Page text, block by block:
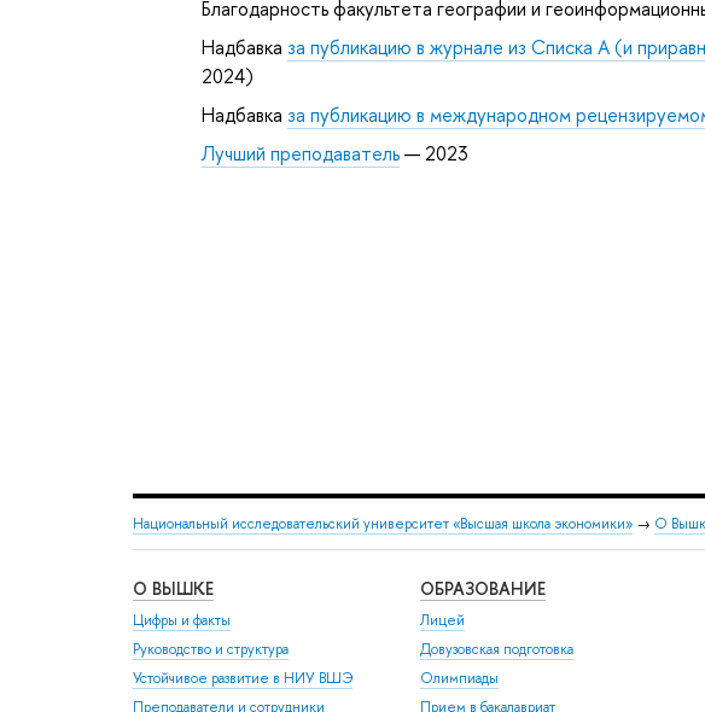
Благодарность факультета географии и
Надбавка за публикацию в журнале из Списка А (и
2024)
Надбавка за публикацию в международном
Лучший преподаватель— 2023
Национальный исследовательский университет «Высшая школа экономики» → О
О ВЫШКЕ
Цифры и факты
Руководство и структура
Устойчивое развитие в НИУ ВШЭ
Преподаватели и сотрудники
ОБРАЗОВАНИЕ
Лицей
Довузовская подготовка
Олимпиады
Прием в бакалавриат